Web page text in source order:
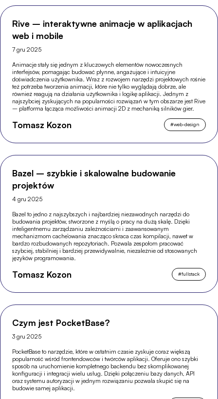
Rive – interaktywne animacje w aplikacjach
web i mobile
7 gru 2025
Animacje stały się jednym z kluczowych elementów nowoczesnych
interfejsów, pomagając budować płynne, angażujące i intuicyjne
doświadczenia użytkownika. Wraz z rozwojem narzędzi projektowych rośnie
też potrzeba tworzenia animacji, które nie tylko wyglądają dobrze, ale
również reagują na działania użytkownika i logikę aplikacji. Jednym z
najszybciej zyskujących na popularności rozwiązań w tym obszarze jest Rive
– platforma łącząca możliwości animacji 2D z mechaniką silników gier.
Tomasz Kozon #web-design
Bazel – szybkie i skalowalne budowanie
projektów
4 gru 2025
Bazel to jedno z najszybszych i najbardziej niezawodnych narzędzi do
budowania projektów, stworzone z myślą o pracy na dużą skalę. Dzięki
inteligentnemu zarządzaniu zależnościami i zaawansowanym
mechanizmom cache’owania znacząco skraca czas kompilacji, nawet w
bardzo rozbudowanych repozytoriach. Pozwala zespołom pracować
szybciej, stabilniej i bardziej przewidywalnie, niezależnie od stosowanych
języków programowania.
Tomasz Kozon #fullstack
Czym jest PocketBase?
3 gru 2025
PocketBase to narzędzie, które w ostatnim czasie zyskuje coraz większą
popularność wśród frontendowców i twórców aplikacji. Oferuje ono szybki
sposób na uruchomienie kompletnego backendu bez skomplikowanej
konfiguracji i integracji wielu usług. Dzięki połączeniu bazy danych, API
oraz systemu autoryzacji w jednym rozwiązaniu pozwala skupić się na
budowie samej aplikacji.